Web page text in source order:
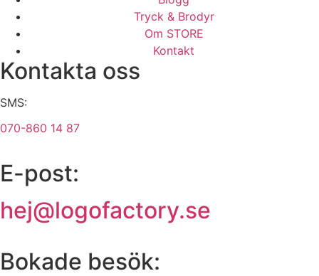
Tryck & Brodyr
Om STORE
Kontakt
Kontakta oss
SMS:
070-860 14 87
E-post:
hej@logofactory.se
Bokade besök: